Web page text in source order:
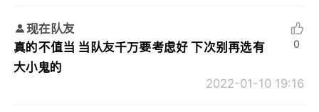
现在队友
真的不值当 当队友千万要考虑好 下次别再选有
大小鬼的
2022-01-10 19:16
0